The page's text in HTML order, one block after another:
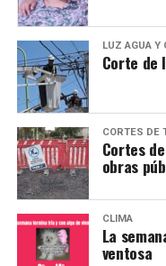
LUZ AGUA Y
Corte de
CORTES DE
Cortes
obras
CLIMA
La
ventosa